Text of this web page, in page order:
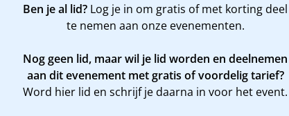
Ben je al lid? Log je in om gratis of met korting deel
te nemen aan onze evenementen.
Nog geen lid, maar wil je lid worden en deelnemen
aan dit evenement met gratis of voordelig tarief?
Word hier lid en schrijf je daarna in voor het event.